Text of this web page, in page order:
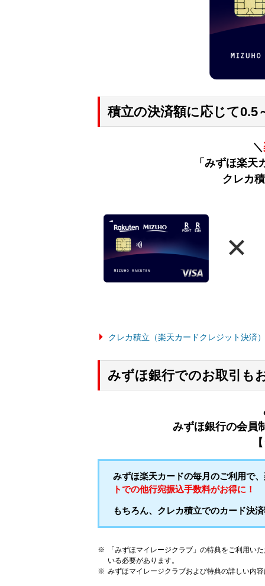
積立の決済額に応じて0.5
＼
「みずほ楽
クレカ
クレカ積立（楽天カードクレジット決済
みずほ銀行でのお取引も
みずほ銀行の会員
みずほ楽天カードの毎月のご利用で
トでの他行宛振込手数料がお得に！
もちろん、クレカ積立でのカード決
「みずほマイレージクラブ」の特典をご利用い
いる必要があります。
みずほマイレージクラブおよび特典の詳しい内容